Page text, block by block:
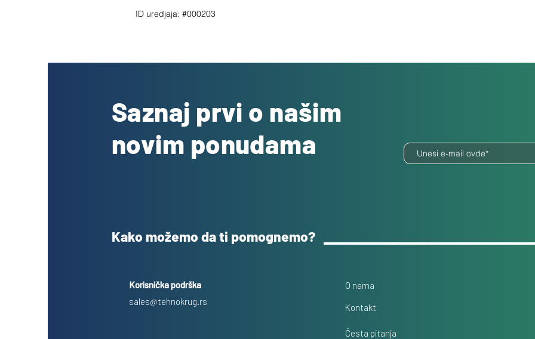
ID uredjaja: #000203
Saznaj prvi o našim
novim ponudama
Kako možemo da ti pomognemo?
Korisnička podrška
sales@tehnokrug.rs
O nama
Kontakt
Česta pitanja